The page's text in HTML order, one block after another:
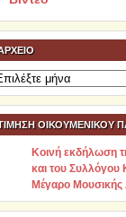
ΟΙΚΟΥΜΕΝΙΚΟΥ
Κοινή εκδήλωση
και του Συλλόγου
Μέγαρο